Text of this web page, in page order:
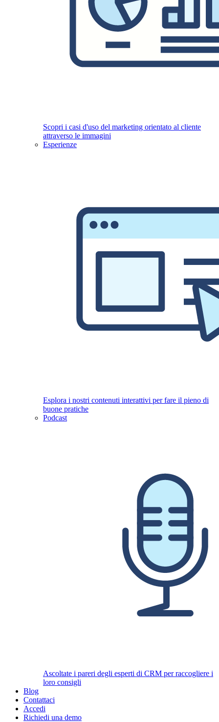
Scopri i casi d'uso del marketing orientato al cliente
attraverso le immagini
Esperienze
Esplora i nostri contenuti interattivi per fare il pieno di
buone pratiche
Podcast
Ascoltate i pareri degli esperti di CRM per raccogliere i
loro consigli
Blog
Contattaci
Accedi
Richiedi una demo